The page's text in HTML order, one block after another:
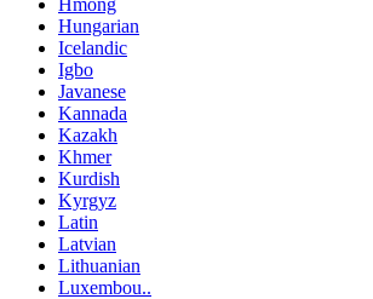
Hmong
Hungarian
Icelandic
Igbo
Javanese
Kannada
Kazakh
Khmer
Kurdish
Kyrgyz
Latin
Latvian
Lithuanian
Luxembou..